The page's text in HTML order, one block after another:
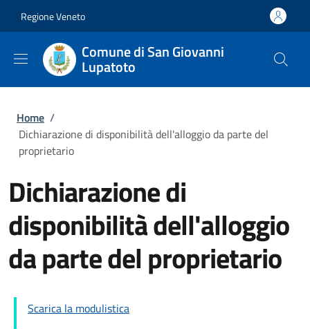
Regione Veneto
Comune di San Giovanni
Lupatoto
Briciole di pane
Home /
Dichiarazione di disponibilità dell'alloggio da parte del
proprietario
Dichiarazione di
disponibilità dell'alloggio
da parte del proprietario
Scarica la modulistica